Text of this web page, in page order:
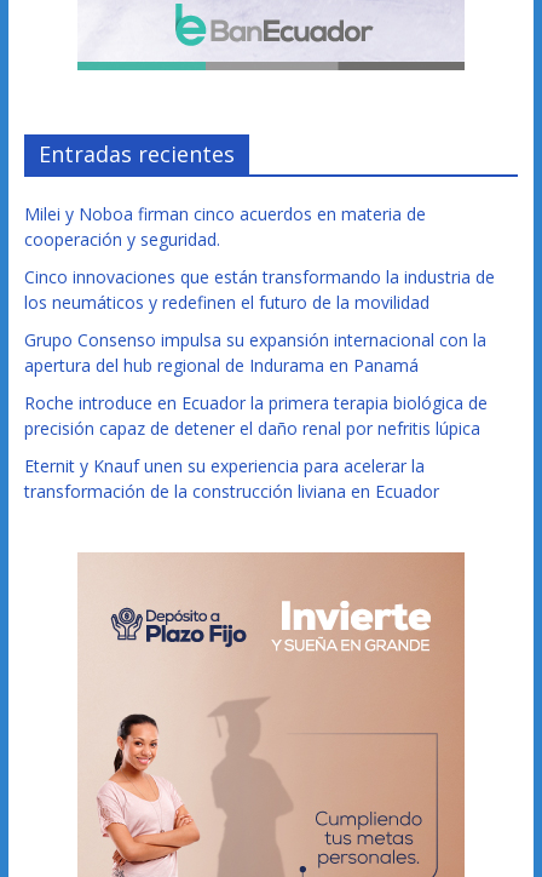
Entradas recientes
Milei y Noboa firman cinco acuerdos en materia de
cooperación y seguridad.
Cinco innovaciones que están transformando la industria de
los neumáticos y redefinen el futuro de la movilidad
Grupo Consenso impulsa su expansión internacional con la
apertura del hub regional de Indurama en Panamá
Roche introduce en Ecuador la primera terapia biológica de
precisión capaz de detener el daño renal por nefritis lúpica
Eternit y Knauf unen su experiencia para acelerar la
transformación de la construcción liviana en Ecuador